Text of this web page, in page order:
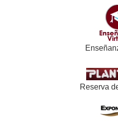
Reserva